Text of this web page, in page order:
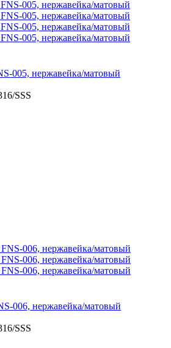
005, нержавейка/матовый
SSS
006, нержавейка/матовый
SSS